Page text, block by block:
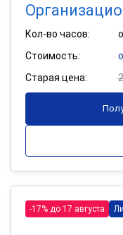
Кол-во часов:
Стоимость:
Старая цена:
-17% до 17 августа